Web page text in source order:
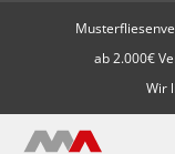
ab 2.000€
Wir